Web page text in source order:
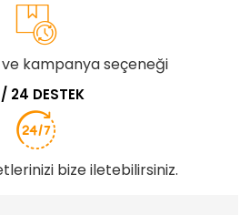
kampanya seçeneği
24 DESTEK
bize iletebilirsiniz.